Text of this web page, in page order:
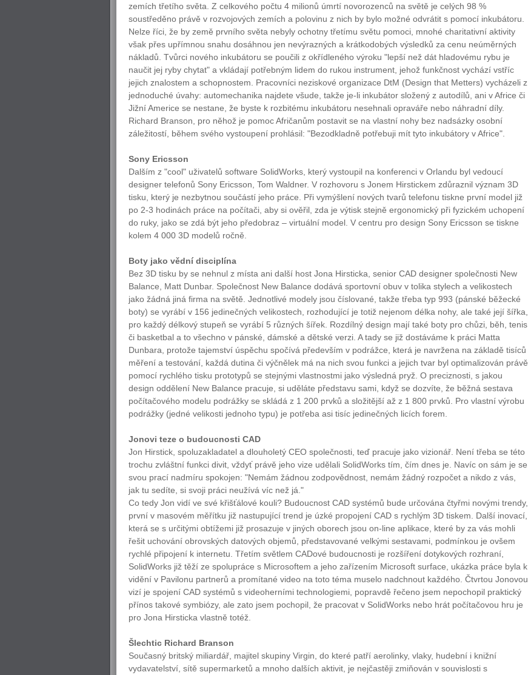
zemích třetího světa. Z celkového počtu 4 milionů úmrtí novorozenců na světě je celých 98 %
soustředěno právě v rozvojových zemích a polovinu z nich by bylo možné odvrátit s pomocí inkubátoru.
Nelze říci, že by země prvního světa nebyly ochotny třetímu světu pomoci, mnohé charitativní aktivity
však přes upřímnou snahu dosáhnou jen nevýrazných a krátkodobých výsledků za cenu neúměrných
nákladů. Tvůrci nového inkubátoru se poučili z okřídleného výroku "lepší než dát hladovému rybu je
naučit jej ryby chytat" a vkládají potřebným lidem do rukou instrument, jehož funkčnost vychází vstříc
jejich znalostem a schopnostem. Pracovníci neziskové organizace DtM (Design that Metters) vycházeli z
jednoduché úvahy: automechanika najdete všude, takže je-li inkubátor složený z autodílů, ani v Africe či
Jižní Americe se nestane, že byste k rozbitému inkubátoru nesehnali opraváře nebo náhradní díly.
Richard Branson, pro něhož je pomoc Afričanům postavit se na vlastní nohy bez nadsázky osobní
záležitostí, během svého vystoupení prohlásil: "Bezodkladně potřebuji mít tyto inkubátory v Africe".
Sony Ericsson
Dalším z "cool" uživatelů software SolidWorks, který vystoupil na konferenci v Orlandu byl vedoucí
designer telefonů Sony Ericsson, Tom Waldner. V rozhovoru s Jonem Hirstickem zdůraznil význam 3D
tisku, který je nezbytnou součástí jeho práce. Při vymýšlení nových tvarů telefonu tiskne první model již
po 2-3 hodinách práce na počítači, aby si ověřil, zda je výtisk stejně ergonomický při fyzickém uchopení
do ruky, jako se zdá být jeho předobraz – virtuální model. V centru pro design Sony Ericsson se tiskne
kolem 4 000 3D modelů ročně.
Boty jako vědní disciplína
Bez 3D tisku by se nehnul z místa ani další host Jona Hirsticka, senior CAD designer společnosti New
Balance, Matt Dunbar. Společnost New Balance dodává sportovní obuv v tolika stylech a velikostech
jako žádná jiná firma na světě. Jednotlivé modely jsou číslované, takže třeba typ 993 (pánské běžecké
boty) se vyrábí v 156 jedinečných velikostech, rozhodující je totiž nejenom délka nohy, ale také její šířka,
pro každý délkový stupeň se vyrábí 5 různých šířek. Rozdílný design mají také boty pro chůzi, běh, tenis
či basketbal a to všechno v pánské, dámské a dětské verzi. A tady se již dostáváme k práci Matta
Dunbara, protože tajemství úspěchu spočívá především v podrážce, která je navržena na základě tisíců
měření a testování, každá dutina či výčnělek má na nich svou funkci a jejich tvar byl optimalizován právě
pomocí rychlého tisku prototypů se stejnými vlastnostmi jako výsledná pryž. O preciznosti, s jakou
design oddělení New Balance pracuje, si uděláte představu sami, když se dozvíte, že běžná sestava
počítačového modelu podrážky se skládá z 1 200 prvků a složitější až z 1 800 prvků. Pro vlastní výrobu
podrážky (jedné velikosti jednoho typu) je potřeba asi tisíc jedinečných licích forem.
Jonovi teze o budoucnosti CAD
Jon Hirstick, spoluzakladatel a dlouholetý CEO společnosti, teď pracuje jako vizionář. Není třeba se této
trochu zvláštní funkci divit, vždyť právě jeho vize udělali SolidWorks tím, čím dnes je. Navíc on sám je se
svou prací nadmíru spokojen: "Nemám žádnou zodpovědnost, nemám žádný rozpočet a nikdo z vás,
jak tu sedíte, si svoji práci neužívá víc než já."
Co tedy Jon vidí ve své křišťálové kouli? Budoucnost CAD systémů bude určována čtyřmi novými trendy,
první v masovém měřítku již nastupující trend je úzké propojení CAD s rychlým 3D tiskem. Další inovací,
která se s určitými obtížemi již prosazuje v jiných oborech jsou on-line aplikace, které by za vás mohli
řešit uchování obrovských datových objemů, představované velkými sestavami, podmínkou je ovšem
rychlé připojení k internetu. Třetím světlem CADové budoucnosti je rozšíření dotykových rozhraní,
SolidWorks již těží ze spolupráce s Microsoftem a jeho zařízením Microsoft surface, ukázka práce byla k
vidění v Pavilonu partnerů a promítané video na toto téma muselo nadchnout každého. Čtvrtou Jonovou
vizí je spojení CAD systémů s videoherními technologiemi, popravdě řečeno jsem nepochopil praktický
přínos takové symbiózy, ale zato jsem pochopil, že pracovat v SolidWorks nebo hrát počítačovou hru je
pro Jona Hirsticka vlastně totéž.
Šlechtic Richard Branson
Současný britský miliardář, majitel skupiny Virgin, do které patří aerolinky, vlaky, hudební i knižní
vydavatelství, sítě supermarketů a mnoho dalších aktivit, je nejčastěji zmiňován v souvislosti s